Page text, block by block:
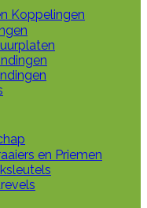
Koppelingen
en Priemen